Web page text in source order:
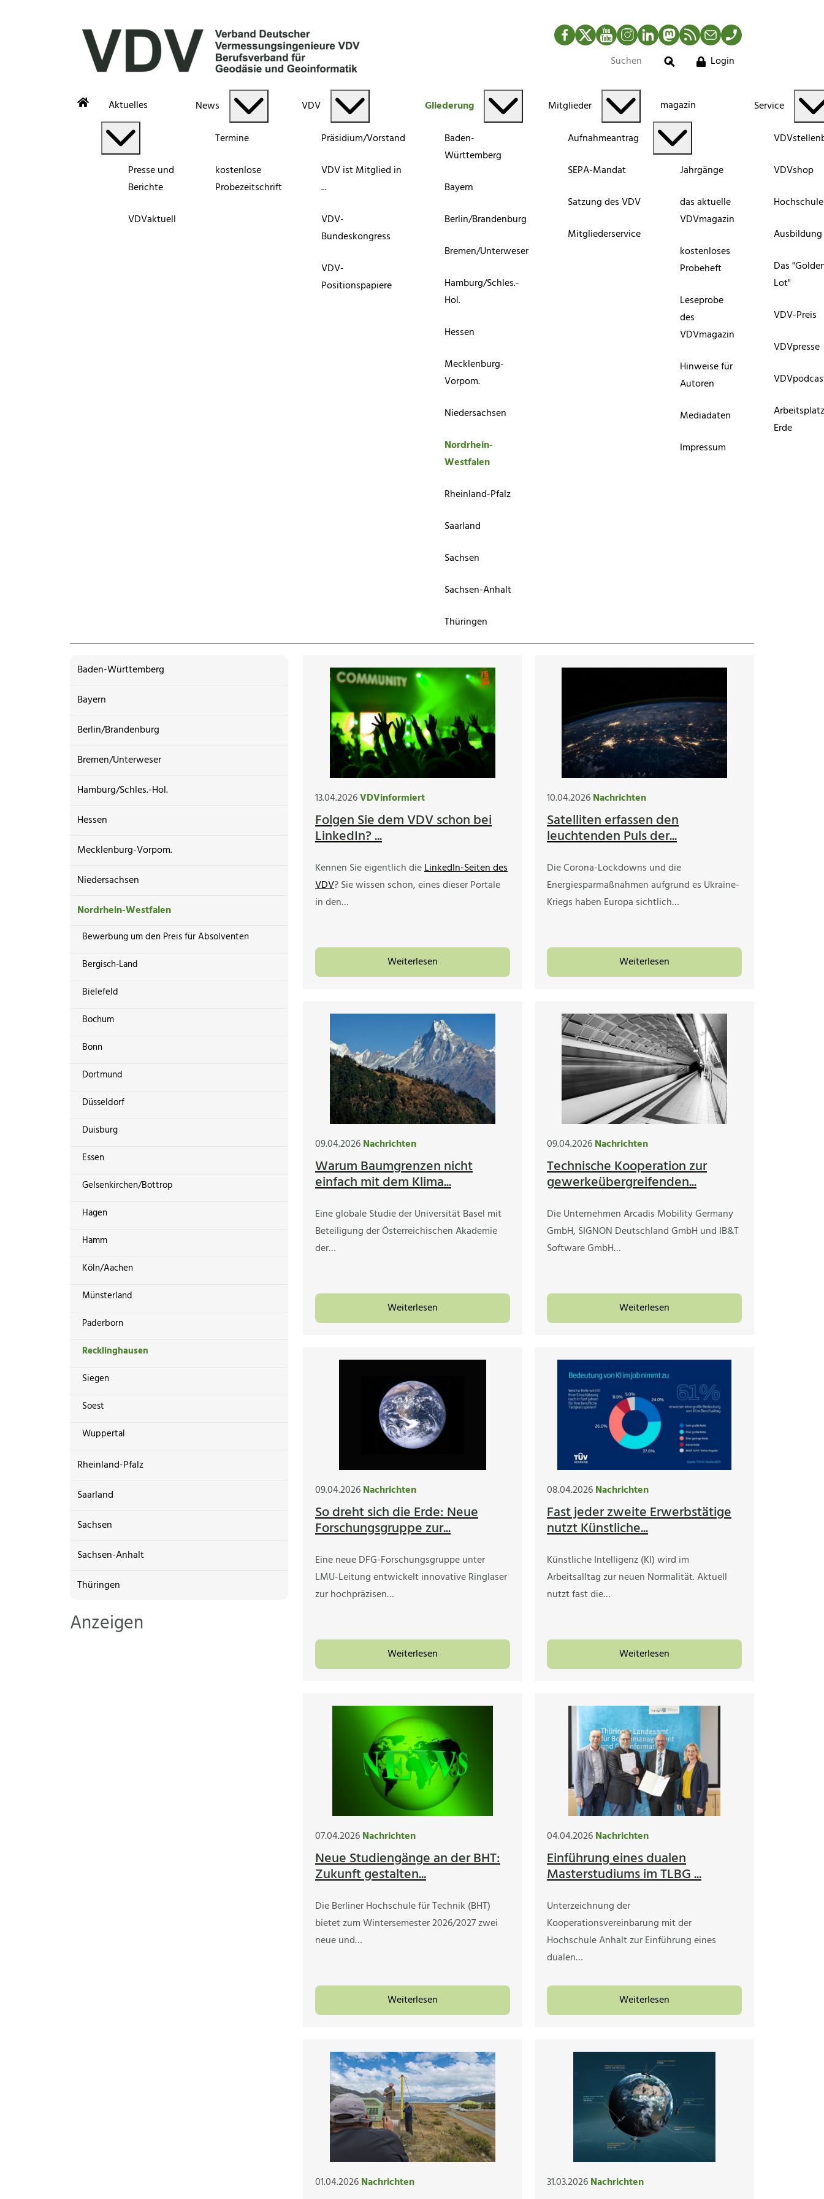
Facebook
TwitterYouTubeInstagram
LinkedInMastodonRSS-Newsfeed
MailTelefon
Suche
Login
Aktuelles
Presse und
Berichte
VDVaktuell
News
Termine
kostenlose
Probezeitschrift
VDV
Präsidium/Vorstand
VDV ist Mitglied in
...
VDV-
Bundeskongress
VDV-
Positionspapiere
Gliederung
Baden-
Württemberg
Bayern
Berlin/Brandenburg
Bremen/Unterweser
Hamburg/Schles.-
Hol.
Hessen
Mecklenburg-
Vorpom.
Niedersachsen
Nordrhein-
Westfalen
Rheinland-Pfalz
Saarland
Sachsen
Sachsen-Anhalt
Thüringen
Mitglieder
Aufnahmeantrag
SEPA-Mandat
Satzung des VDV
Mitgliederservice
magazin
Jahrgänge
das aktuelle
VDVmagazin
kostenloses
Probeheft
Leseprobe
des
VDVmagazin
Hinweise für
Autoren
Mediadaten
Impressum
Service
VDVshop
Ausbildung
Das
Lot"
VDV-Preis
VDVpresse
Erde
Baden-Württemberg
Bayern
Berlin/Brandenburg
Bremen/Unterweser
Hamburg/Schles.-Hol.
Hessen
Mecklenburg-Vorpom.
Niedersachsen
Nordrhein-Westfalen
Bewerbung um den Preis für Absolventen
Bergisch-Land
Bielefeld
Bochum
Bonn
Dortmund
Düsseldorf
Duisburg
Essen
Gelsenkirchen/Bottrop
Hagen
Hamm
Köln/Aachen
Münsterland
Paderborn
Recklinghausen
Siegen
Soest
Wuppertal
Rheinland-Pfalz
Saarland
Sachsen
Sachsen-Anhalt
Thüringen
Anzeigen
13.04.2026VDVinformiert
Folgen Sie dem VDV schon bei
LinkedIn? ...
Kennen Sie eigentlich dieLinkedIn-Seiten des
VDV? Sie wissen schon, eines dieser Portale
in den…
Weiterlesen
10.04.2026Nachrichten
Satelliten erfassen den
leuchtenden Puls der...
Die Corona-Lockdowns und die
Energiesparmaßnahmen aufgrund es Ukraine-
Kriegs haben Europa sichtlich…
Weiterlesen
09.04.2026Nachrichten
Warum Baumgrenzen nicht
einfach mit dem Klima...
Eine globale Studie der Universität Basel mit
Beteiligung der Österreichischen Akademie
der…
Weiterlesen
09.04.2026Nachrichten
Technische Kooperation zur
gewerkeübergreifenden...
Die Unternehmen Arcadis Mobility Germany
GmbH, SIGNON Deutschland GmbH und IB&T
Software GmbH…
Weiterlesen
09.04.2026Nachrichten
So dreht sich die Erde: Neue
Forschungsgruppe zur...
Eine neue DFG-Forschungsgruppe unter
LMU-Leitung entwickelt innovative Ringlaser
zur hochpräzisen…
Weiterlesen
08.04.2026Nachrichten
Fast jeder zweite Erwerbstätige
nutzt Künstliche...
Künstliche Intelligenz (KI) wird im
Arbeitsalltag zur neuen Normalität. Aktuell
nutzt fast die…
Weiterlesen
07.04.2026Nachrichten
Neue Studiengänge an der BHT:
Zukunft gestalten...
Die Berliner Hochschule für Technik (BHT)
bietet zum Wintersemester 2026/2027 zwei
neue und…
Weiterlesen
04.04.2026Nachrichten
Einführung eines dualen
Masterstudiums im TLBG ...
Unterzeichnung der
Kooperationsvereinbarung mit der
Hochschule Anhalt zur Einführung eines
dualen…
Weiterlesen
01.04.2026Nachrichten 31.03.2026Nachrichten